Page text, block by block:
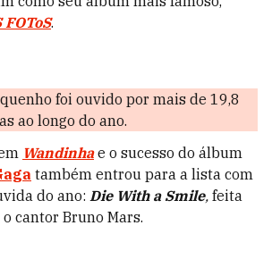
.
foi ouvido por mais de 19,8
ao longo do ano.
Wandinha e o sucesso do álbum
também entrou para a lista com
do ano: Die With a Smile, feita
cantor Bruno Mars.